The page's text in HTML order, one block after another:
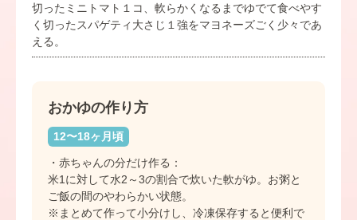
切ったミニトマト１コ、軟らかくなるまでゆでて食べやす
く切ったスパゲティ大さじ１強をマヨネーズごく少々であ
える。
おかゆの作り方
12〜18ヶ月頃
・赤ちゃんの分だけ作る：
米1に対して水2～3の割合で炊いた軟がゆ。お粥と
ご飯の間のやわらかい状態。
※まとめて作って小分けし、冷凍保存すると便利で